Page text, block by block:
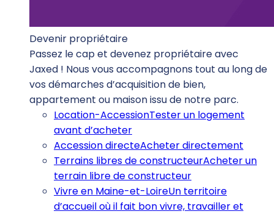
Devenir propriétaire
Passez le cap et devenez propriétaire avec
Jaxed ! Nous vous accompagnons tout au long de
vos démarches d’acquisition de bien,
appartement ou maison issu de notre parc.
Location-AccessionTester un logement
avant d’acheter
Accession directeAcheter directement
Terrains libres de constructeurAcheter un
terrain libre de constructeur
Vivre en Maine-et-LoireUn territoire
d’accueil où il fait bon vivre, travailler et